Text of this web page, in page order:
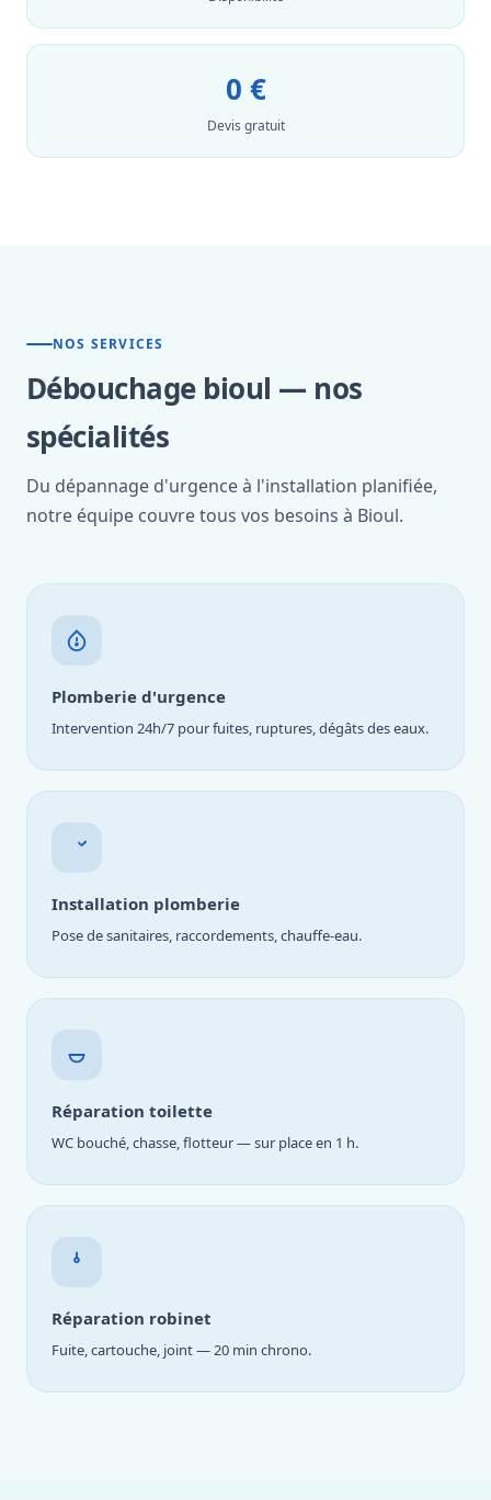
0 €
Devis gratuit
NOS SERVICES
Débouchage bioul — nos
spécialités
Du dépannage d'urgence à l'installation planifiée,
notre équipe couvre tous vos besoins à Bioul.
Plomberie d'urgence
Intervention 24h/7 pour fuites, ruptures, dégâts des eaux.
Installation plomberie
Pose de sanitaires, raccordements, chauffe-eau.
Réparation toilette
WC bouché, chasse, flotteur — sur place en 1 h.
Réparation robinet
Fuite, cartouche, joint — 20 min chrono.